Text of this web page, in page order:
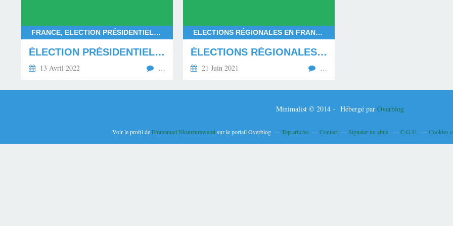
FRANCE, ELECTION PRÉSIDENTIELLE 2022, EMMANUEL MACRON, MARINE LE PEN, RASSEMBLEMENT NATIONAL, LA RÉPUBLIQUE EN MARCHE, LA PRESSION DES SOUVERAINISTES EN FRANCE
ÉLECTION PRÉSIDENTIELLE FRANÇAISE D'AVRIL 2022 : LE MATCH RETOUR MACRON-LE PEN ATTENDU !
13 Avril 2022 …
ELECTIONS RÉGIONALES EN FRANCE, RÉSULTATS DU PREMIER TOUR DES RÉGIONALES 2021, LA PRESSION DES SOUVERAINISTES EN FRANCE, RENOUVEAU, DÉMOCRATIE
ÉLECTIONS RÉGIONALES : 1ER TOUR DU 20 JUIN 2021
21 Juin 2021 …
Minimalist © 2014 - Hébergé par Overblog
Voir le profil deEmmanuel Nkunzumwami sur le portail Overblog Top articles Contact Signaler un abus C.G.U. Cookies